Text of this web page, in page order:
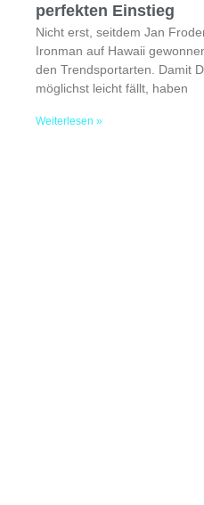
perfekten Einstieg
Nicht erst, seitdem Jan
Ironman auf Hawaii
den Trendsportarten. Damit
möglichst leicht fällt, haben
Weiterlesen »